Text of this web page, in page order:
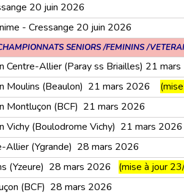
20 juin 2026
- Cressange 20 juin 2026
SENIORS /FEMININS /
Centre-Allier (Paray ss Briailles) 21
Moulins (Beaulon) 21 mars 2026
Montluçon (BCF) 21 mars 2026
Vichy (Boulodrome Vichy) 21 mars 2026
Allier (Ygrande) 28 mars 2026
(Yzeure) 28 mars 2026 (mise à jour
(BCF) 28 mars 2026